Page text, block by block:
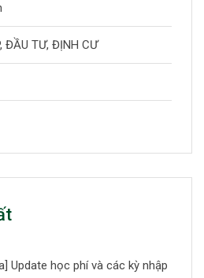
ĐẦU TƯ, ĐỊNH CƯ
Update học phí và các kỳ nhập